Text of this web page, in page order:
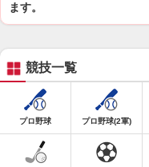
ます。
競技一覧
プロ野球 プロ野球(2軍)